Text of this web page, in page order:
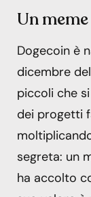
Un
Dogecoin è
dicembre
piccoli che
dei progetti
segreta: un
ha accolto